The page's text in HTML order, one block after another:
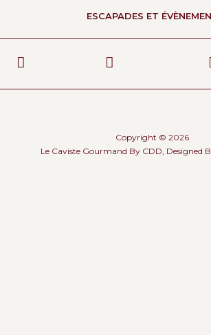
ESCAPADES ET
Copyright © 2026
Le Caviste Gourmand By CDD, Designed